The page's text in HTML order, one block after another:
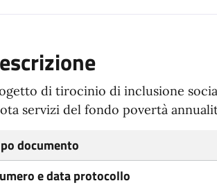
di tirocinio di inclusione
servizi del fondo povertà
documento
e data protocollo